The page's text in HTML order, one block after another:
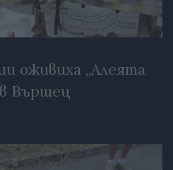
оживиха „Алеята
Вършец